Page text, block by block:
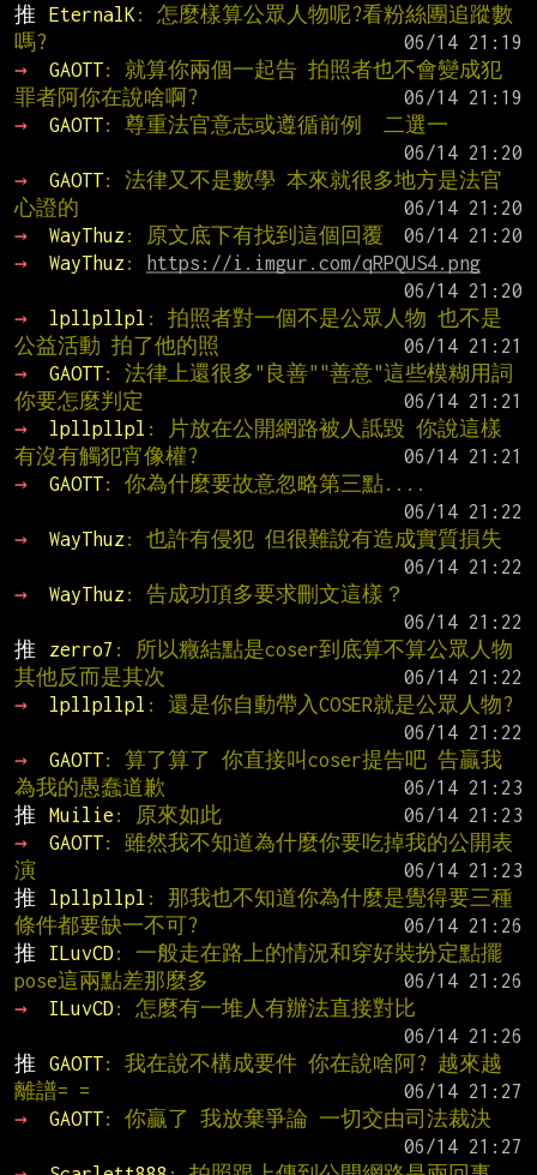
推
EternalK : 怎麼樣算公眾人物呢?看粉絲團追蹤數
嗎?
→
GAOTT: 就算你兩個一起告 拍照者也不會變成犯
罪者阿你在說啥啊?
→
GAOTT: 尊重法官意志或遵循前例  二選一
→
GAOTT: 法律又不是數學 本來就很多地方是法官
心證的
→
WayThuz : 原文底下有找到這個回覆
→
WayThuz :
https://i.imgur.com/qRPQUS4.png
→
lpllpllpl : 拍照者對一個不是公眾人物 也不是
公益活動 拍了他的照
→
GAOTT: 法律上還很多"良善""善意"這些模糊用詞
你要怎麼判定
→
lpllpllpl : 片放在公開網路被人詆毀 你說這樣
有沒有觸犯宵像權?
→
GAOTT: 你為什麼要故意忽略第三點....
→
WayThuz : 也許有侵犯 但很難說有造成實質損失
→
WayThuz : 告成功頂多要求刪文這樣？
推
zerro7 : 所以癥結點是coser到底算不算公眾人物
其他反而是其次
→
lpllpllpl : 還是你自動帶入COSER就是公眾人物?
→
GAOTT: 算了算了 你直接叫coser提告吧 告贏我
為我的愚蠢道歉
推
Muilie : 原來如此
→
GAOTT: 雖然我不知道為什麼你要吃掉我的公開表
演
推
lpllpllpl : 那我也不知道你為什麼是覺得要三種
條件都要缺一不可?
推
ILuvCD : 一般走在路上的情況和穿好裝扮定點擺
pose這兩點差那麼多
→
ILuvCD : 怎麼有一堆人有辦法直接對比
推
GAOTT: 我在說不構成要件 你在說啥阿? 越來越
離譜= =
→
GAOTT: 你贏了 我放棄爭論 一切交由司法裁決